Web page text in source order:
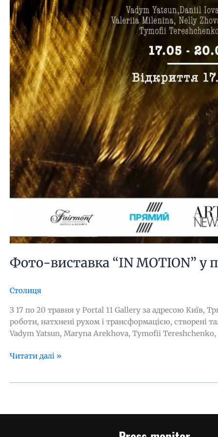
Фото-виставка “IN MOTION” у
Столиця
З 17 по 20 травня у Portal 11 Gallery за адресою Київ,
роботи, натхнені рухом і трансформацією,
Vadym Yatsun, Maryna Arekhova, Tymofii
Читати далі »